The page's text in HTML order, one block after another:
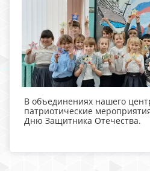
В объединениях нашего
патриотические
Дню Защитника Отечества.